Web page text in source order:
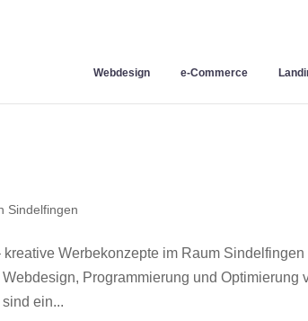
Webdesign e-Commerce
Sindelfingen
Werbekonzepte im Raum Sindelfingen
Programmierung und Optimierung
ein...